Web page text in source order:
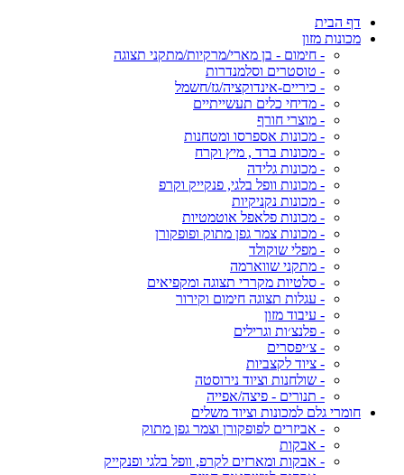
דף הבית
מכונות מזון
- חימום - בן מארי/מרקיות/מתקני תצוגה
- טוסטרים וסלמנדרות
- כיריים-אינדוקציה/גז/חשמל
- מדיחי כלים תעשייתיים
- מוצרי חורף
- מכונות אספרסו ומטחנות
- מכונות ברד , מיץ וקרח
- מכונות גלידה
- מכונות וופל בלגי, פנקייק וקרפ
- מכונות נקניקיות
- מכונות פלאפל אוטמטיות
- מכונות צמר גפן מתוק ופופקורן
- מפלי שוקולד
- מתקני שווארמה
- סלטיות מקררי תצוגה ומקפיאים
- עגלות תצוגה חימום וקירור
- עיבוד מזון
- פלנצ׳ות וגרילים
- צ׳יפסרים
- ציוד לקצביות
- שולחנות וציוד נירוסטה
- תנורים - פיצה/אפייה
חומרי גלם למכונות וציוד משלים
- אביזרים לפופקורן וצמר גפן מתוק
- אבקות
- אבקות ומארזים לקרפ, וופל בלגי ופנקייק